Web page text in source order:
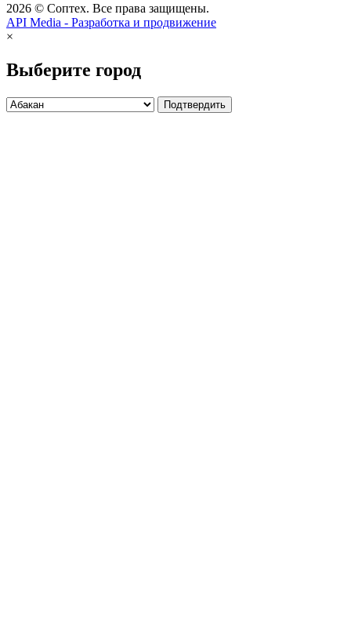
2026 © Соптех. Все права защищены.
API Media - Разработка и продвижение
×
Выберите город
Подтвердить